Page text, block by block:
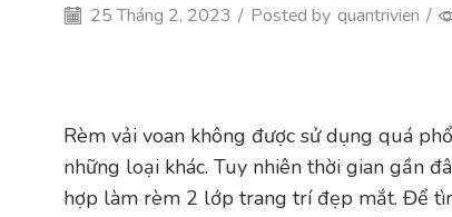
25 Tháng 2, 2023 / Posted by quantrivien /
Rèm vải voan không được sử dụng quá
những loại khác. Tuy nhiên thời gian gần
hợp làm rèm 2 lớp trang trí đẹp mắt. Để